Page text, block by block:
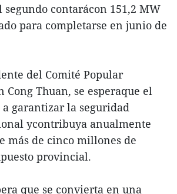
contarácon 151,2 MW
para completarse en junio de
del Comité Popular
Thuan, se esperaque el
garantizar la seguridad
ycontribuya anualmente
más de cinco millones de
provincial.
que se convierta en una